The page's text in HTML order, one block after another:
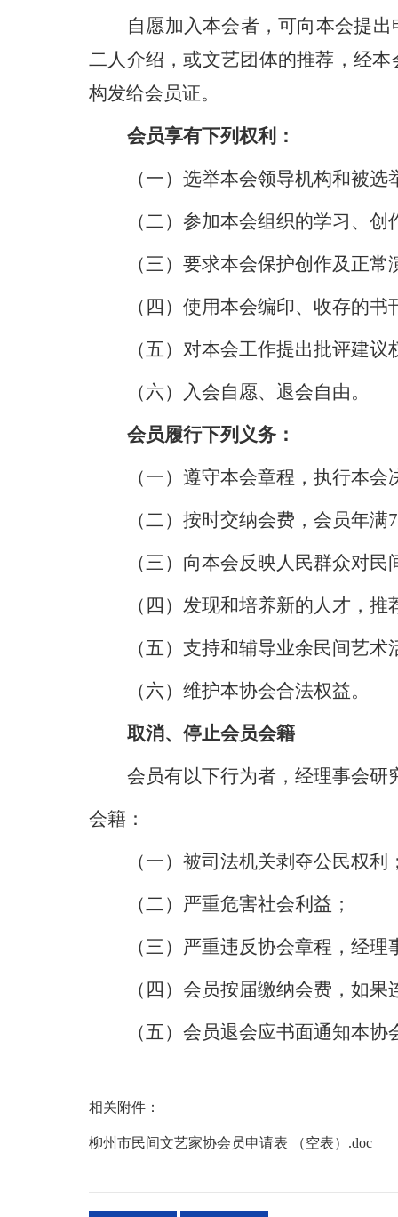
自愿加入本会者，可向本会提出
二人介绍，或文艺团体的推荐，经
构发给会员证。
会员享有下列权利：
（一）选举本会领导机构和被
（二）参加本会组织的学习、
（三）要求本会保护创作及正常
（四）使用本会编印、收存的书
（五）对本会工作提出批评建议
（六）入会自愿、退会自由。
会员履行下列义务：
（一）遵守本会章程，执行本
（二）按时交纳会费 ， 会员年满
（三）向本会反映人民群众对
（四） 发现和培养新的人才，推
（五） 支持和辅导业余民间艺术
（六）维护本协会合法权益。
取消、停止会员会籍
会员有以下行为者，经理事会研
会籍：
（一）被司法机关剥夺公民权利
（二）严重危害社会利益；
（三）严重违反协会章程，经
（四）会员按届缴纳会费， 如果
（五）会员退会应书面通知本
相关附件：
柳州市民间文艺家协会员申请表 （空表）.doc